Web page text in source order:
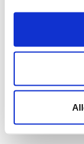
Krijg
en je
Krijg